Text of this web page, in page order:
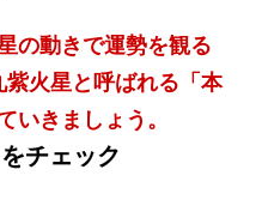
の動きで運勢を観る
火星と呼ばれる「本
いきましょう。
チェック